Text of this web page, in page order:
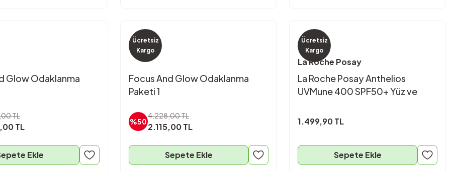
Glow Odaklanma
TL
TL
Ekle
Ücretsiz
Kargo
Focus And Glow Odaklanma
Paketi 1
%50
4.228,00 TL
2.115,00 TL
Sepete Ekle
Ücretsiz
Kargo
La Roche Posay
La Roche Posay Anthelios
UVMune 400 SPF50+ Yüz ve
1.499,90 TL
Sepete Ekle